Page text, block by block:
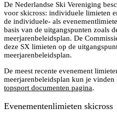
De Nederlandse Ski Vereniging
voor skicross: individuele limieten
de individuele- als
basis van de uitgangspunten zoals
meerjarenbeleidsplan. De
deze SX limieten op de
meerjarenbeleidsplan.
De meest recente evenement
meerjarenbeleidsplan kun je
topsport documenten pagina.
Evenementenlimieten skicross